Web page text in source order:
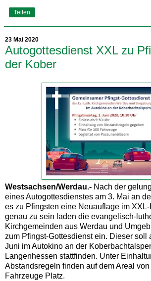
Teilen
23 Mai 2020
Autogottesdienst XXL zu
der Kober
Westsachsen/Werdau.- Nach der
eines Autogottesdienstes am 3. Mai an
es zu Pfingsten eine Neuauflage im
genau zu sein laden die evangelisch-
Kirchgemeinden aus Werdau und
zum Pfingst-Gottesdienst ein. Dieser soll
Juni im Autokino an der
Langenhessen stattfinden. Unter
Abstandsregeln finden auf dem Areal
Fahrzeuge Platz.